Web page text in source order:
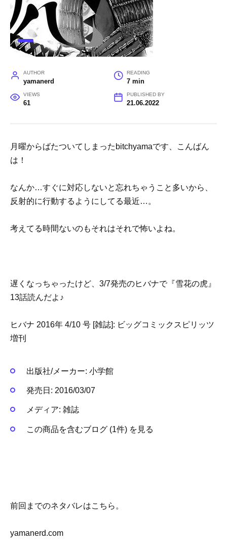
AUTHOR
yamanerd
READING
7 min
VIEWS
61
PUBLISHED BY
21.06.2022
月曜からばたついてしまったbitchyamaです、こんばん
は！
なんか…すぐに対応しないと忘れちゃうこと多いから、
反射的に行動するようにしてる最近…。
考えてる時間ないのもそれはそれで怖いよね。
遅くなっちゃったけど、3/7発売のヒバナで『雪花の虎』
13話読んだよ♪
ヒバナ 2016年 4/10 号 [雑誌]: ビッグコミックスピリッツ
増刊
出版社/メーカー: 小学館
発売日: 2016/03/07
メディア: 雑誌
この商品を含むブログ (1件) を見る
前回までのネタバレはこちら。
yamanerd.com